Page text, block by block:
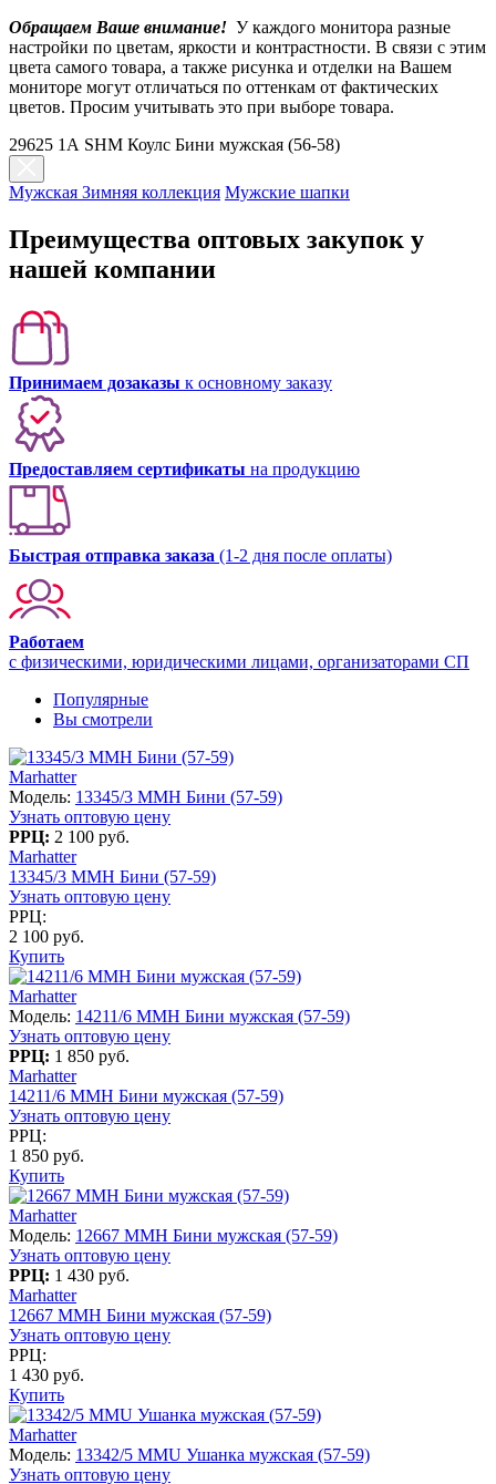
Обращаем Ваше внимание! У каждого монитора разные
настройки по цветам, яркости и контрастности. В связи с этим
цвета самого товара, а также рисунка и отделки на Вашем
мониторе могут отличаться по оттенкам от фактических
цветов. Просим учитывать это при выборе товара.
29625 1А SHM Коулс Бини мужская (56-58)
Мужская Зимняя коллекция Мужские шапки
Преимущества оптовых закупок у
нашей компании
Принимаем дозаказы к основному заказу
Предоставляем сертификаты на продукцию
Быстрая отправка заказа (1-2 дня после оплаты)
Работаем
с физическими, юридическими лицами, организаторами СП
Популярные
Вы смотрели
Marhatter
Модель: 13345/3 MMH Бини (57-59)
Узнать оптовую цену
РРЦ: 2 100 руб.
Marhatter
13345/3 MMH Бини (57-59)
Узнать оптовую цену
РРЦ:
2 100 руб.
Купить
Marhatter
Модель: 14211/6 MMH Бини мужская (57-59)
Узнать оптовую цену
РРЦ: 1 850 руб.
Marhatter
14211/6 MMH Бини мужская (57-59)
Узнать оптовую цену
РРЦ:
1 850 руб.
Купить
Marhatter
Модель: 12667 MMH Бини мужская (57-59)
Узнать оптовую цену
РРЦ: 1 430 руб.
Marhatter
12667 MMH Бини мужская (57-59)
Узнать оптовую цену
РРЦ:
1 430 руб.
Купить
Marhatter
Модель: 13342/5 MMU Ушанка мужская (57-59)
Узнать оптовую цену